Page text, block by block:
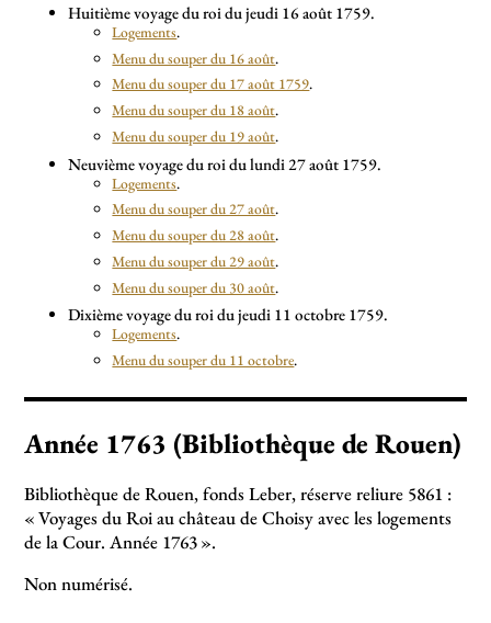
Huitième voyage du roi du jeudi 16 août 1759.
Logements.
Menu du souper du 16 août.
Menu du souper du 17 août 1759.
Menu du souper du 18 août.
Menu du souper du 19 août.
Neuvième voyage du roi du lundi 27 août 1759.
Logements.
Menu du souper du 27 août.
Menu du souper du 28 août.
Menu du souper du 29 août.
Menu du souper du 30 août.
Dixième voyage du roi du jeudi 11 octobre 1759.
Logements.
Menu du souper du 11 octobre.
Année 1763 (Bibliothèque de Rouen)
Bibliothèque de Rouen, fonds Leber, réserve reliure 5861 :
«Voyages du Roi au château de Choisy avec les logements
de la Cour. Année 1763».
Non numérisé.